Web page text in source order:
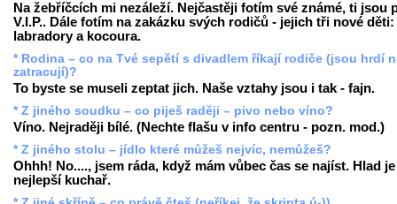
Na žebříčcích mi nezáleží. Nejčastěji fotím své známé, ti jsou
V.I.P.. Dále fotím na zakázku svých rodičů - jejich tři nové děti:
labradory a kocoura.
* Rodina – co na Tvé sepětí s divadlem říkají rodiče (jsou hrdí
zatracují)?
To byste se museli zeptat jich. Naše vztahy jsou i tak - fajn.
* Z jiného soudku – co piješ raději – pivo nebo víno?
Víno. Nejraději bílé. (Nechte flašu v info centru - pozn. mod.)
* Z jiného stolu – jídlo které můžeš nejvíc, nemůžeš?
Ohhh! No...., jsem ráda, když mám vůbec čas se najíst. Hlad je
nejlepší kuchař.